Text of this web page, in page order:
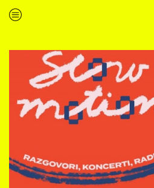
“Film svima inkluzivni tjedan u Zagrebu i Karlovcu”